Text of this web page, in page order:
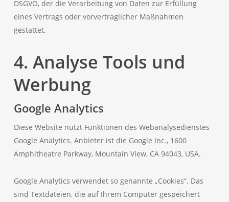
DSGVO, der die Verarbeitung von Daten zur Erfüllung
eines Vertrags oder vorvertraglicher Maßnahmen
gestattet.
4. Analyse Tools und
Werbung
Google Analytics
Diese Website nutzt Funktionen des Webanalysedienstes
Google Analytics. Anbieter ist die Google Inc., 1600
Amphitheatre Parkway, Mountain View, CA 94043, USA.
Google Analytics verwendet so genannte „Cookies“. Das
sind Textdateien, die auf Ihrem Computer gespeichert